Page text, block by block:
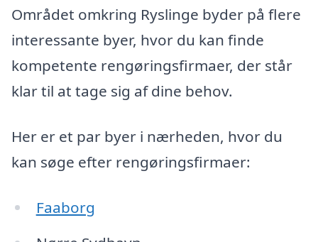
Området omkring Ryslinge byder på flere
interessante byer, hvor du kan finde
kompetente rengøringsfirmaer, der står
klar til at tage sig af dine behov.
Her er et par byer i nærheden, hvor du
kan søge efter rengøringsfirmaer:
Faaborg